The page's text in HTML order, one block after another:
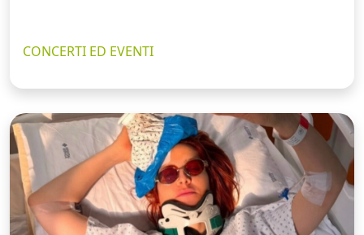
CONCERTI ED EVENTI